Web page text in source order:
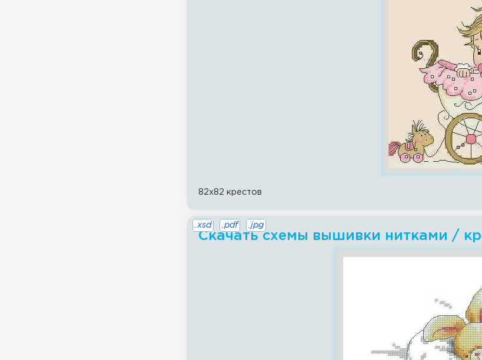
82x82 крестов
Скачать схемы вышивки нитками /
.xsd .pdf .jpg